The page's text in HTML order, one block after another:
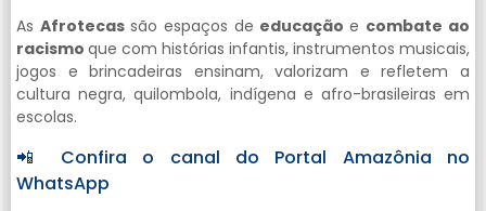
As Afrotecas são espaços de educaçãoe combate ao
racismo que com histórias infantis, instrumentos musicais,
jogos e brincadeiras ensinam, valorizam e refletem a
cultura negra, quilombola, indígena e afro-brasileiras em
escolas.
📲 Confira o canal do Portal Amazônia no
WhatsApp